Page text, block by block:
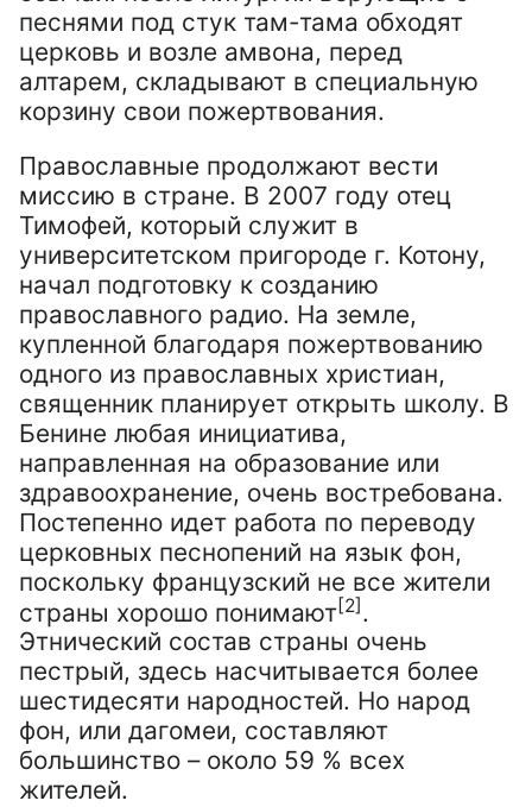
песнями под стук там-тама обходят
церковь и возле амвона, перед
алтарем, складывают в специальную
корзину свои пожертвования.
Православные продолжают вести
миссию в стране. В 2007 году отец
Тимофей, который служит в
университетском пригороде г. Котону,
начал подготовку к созданию
православного радио. На земле,
купленной благодаря пожертвованию
одного из православных христиан,
священник планирует открыть школу. В
Бенине любая инициатива,
направленная на образование или
здравоохранение, очень востребована.
Постепенно идет работа по переводу
церковных песнопений на язык фон,
поскольку французский не все жители
страны хорошо понимают[2].
Этнический состав страны очень
пестрый, здесь насчитывается более
шестидесяти народностей. Но народ
фон, или дагомеи, составляют
большинство – около 59 % всех
жителей.